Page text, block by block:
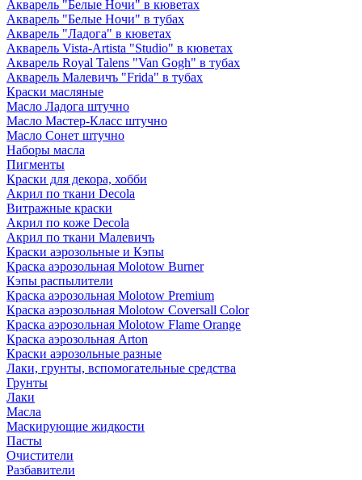
Акварель "Белые Ночи" в кюветах
Акварель "Белые Ночи" в тубах
Акварель "Ладога" в кюветах
Акварель Vista-Artista "Studio" в кюветах
Акварель Royal Talens "Van Gogh" в тубах
Акварель Малевичъ "Frida" в тубах
Краски масляные
Масло Ладога штучно
Масло Мастер-Класс штучно
Масло Сонет штучно
Наборы масла
Пигменты
Краски для декора, хобби
Акрил по ткани Decola
Витражные краски
Акрил по коже Decola
Акрил по ткани Малевичъ
Краски аэрозольные и Кэпы
Краска аэрозольная Molotow Burner
Кэпы распылители
Краска аэрозольная Molotow Premium
Краска аэрозольная Molotow Coversall Color
Краска аэрозольная Molotow Flame Orange
Краска аэрозольная Arton
Краски аэрозольные разные
Лаки, грунты, вспомогательные средства
Грунты
Лаки
Масла
Маскирующие жидкости
Пасты
Очистители
Разбавители